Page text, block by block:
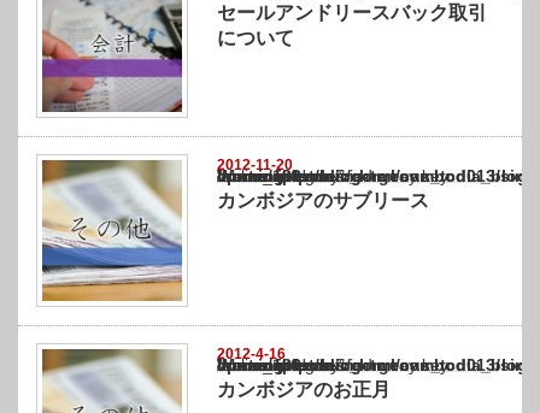
セールアンドリースバック取引
について
2012-11-20
Warning
: Undefined array key "show_category" in
/home/netst/kuno-cpa.co.jp/public_html/cambodia_blog/wp-content/themes/
on line183
カンボジアのサブリース
2012-4-16
Warning
: Undefined array key "show_category" in
/home/netst/kuno-cpa.co.jp/public_html/cambodia_blog/wp-content/themes/
on line183
カンボジアのお正月